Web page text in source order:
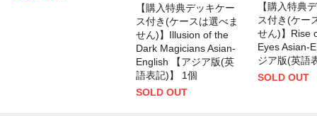
【購入特典デッキケー
ス付き(ケースは選べま
せん)】Illusion of the
Dark Magicians Asian-
English 【アジア版(英
語表記)】 1個
SOLD OUT
【購入特典
ス付き(ケー
せん)】Rise
Eyes Asian-
ジア版(英語
SOLD OUT